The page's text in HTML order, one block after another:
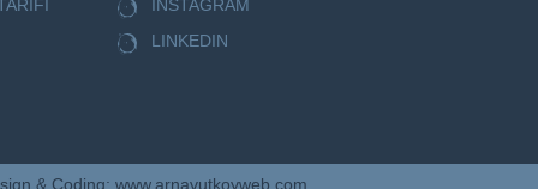
INSTAGRAM
LINKEDIN
& Coding: www.arnavutkoyweb.com